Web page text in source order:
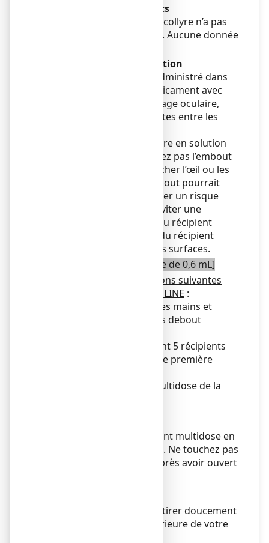
Utilisation chez les enfants
La sécurité et l’efficacité du collyre n’a pas
été établie chez les enfants. Aucune donnée
Mode et voie d’administration
Ce médicament doit être administré dans
l’œil. Si vous utilisez ce médicament avec
d’autres médicaments à usage oculaire,
attendre au moins 15 minutes entre les
Ce médicament est un collyre en solution
sans conservateur. Ne laissez pas l’embout
du récipient multidose toucher l’œil ou les
zones autour de l’œil. L’embout pourrait
être contaminé et déclencher un risque
d’infection oculaire. Pour éviter une
éventuelle contamination du récipient
multidose, tenez l’embout du récipient
multidose éloigné de toutes surfaces.
Pour un récipient multidose de 0,6 mL]
Veuillez suivre les instructions suivantes
lors de l’utilisation de ZAMELINE :
1.Se laver soigneusement les mains et
asseyez-vous ou tenez-vous debout
2. Ouvrir le sachet contenant 5 récipients
multidoses. Notez la date de première
3. Détachez un récipient multidose de la
Ouvrez le haut du récipient multidose en
le tournant comme indiqué. Ne touchez pas
l'embout avec vos doigts après avoir ouvert
5. Utilisez votre doigt pour tirer doucement
vers le bas la paupière inférieure de votre